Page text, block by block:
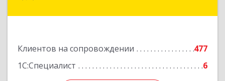
Клиентов на сопровождении
477
1С:Специалист
6